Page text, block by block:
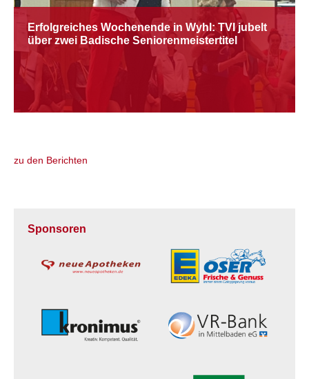
Erfolgreiches Wochenende in Wyhl: TVI jubelt
über zwei Badische Seniorenmeistertitel
zu den Berichten
Sponsoren